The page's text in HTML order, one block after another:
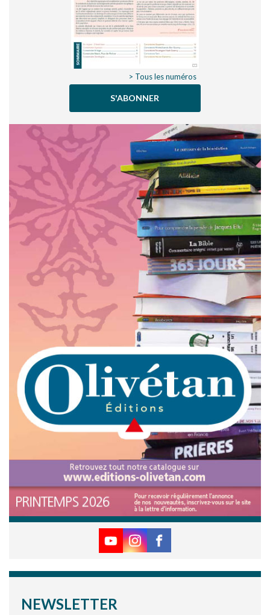
> Tous les numéros
S'ABONNER
NEWSLETTER